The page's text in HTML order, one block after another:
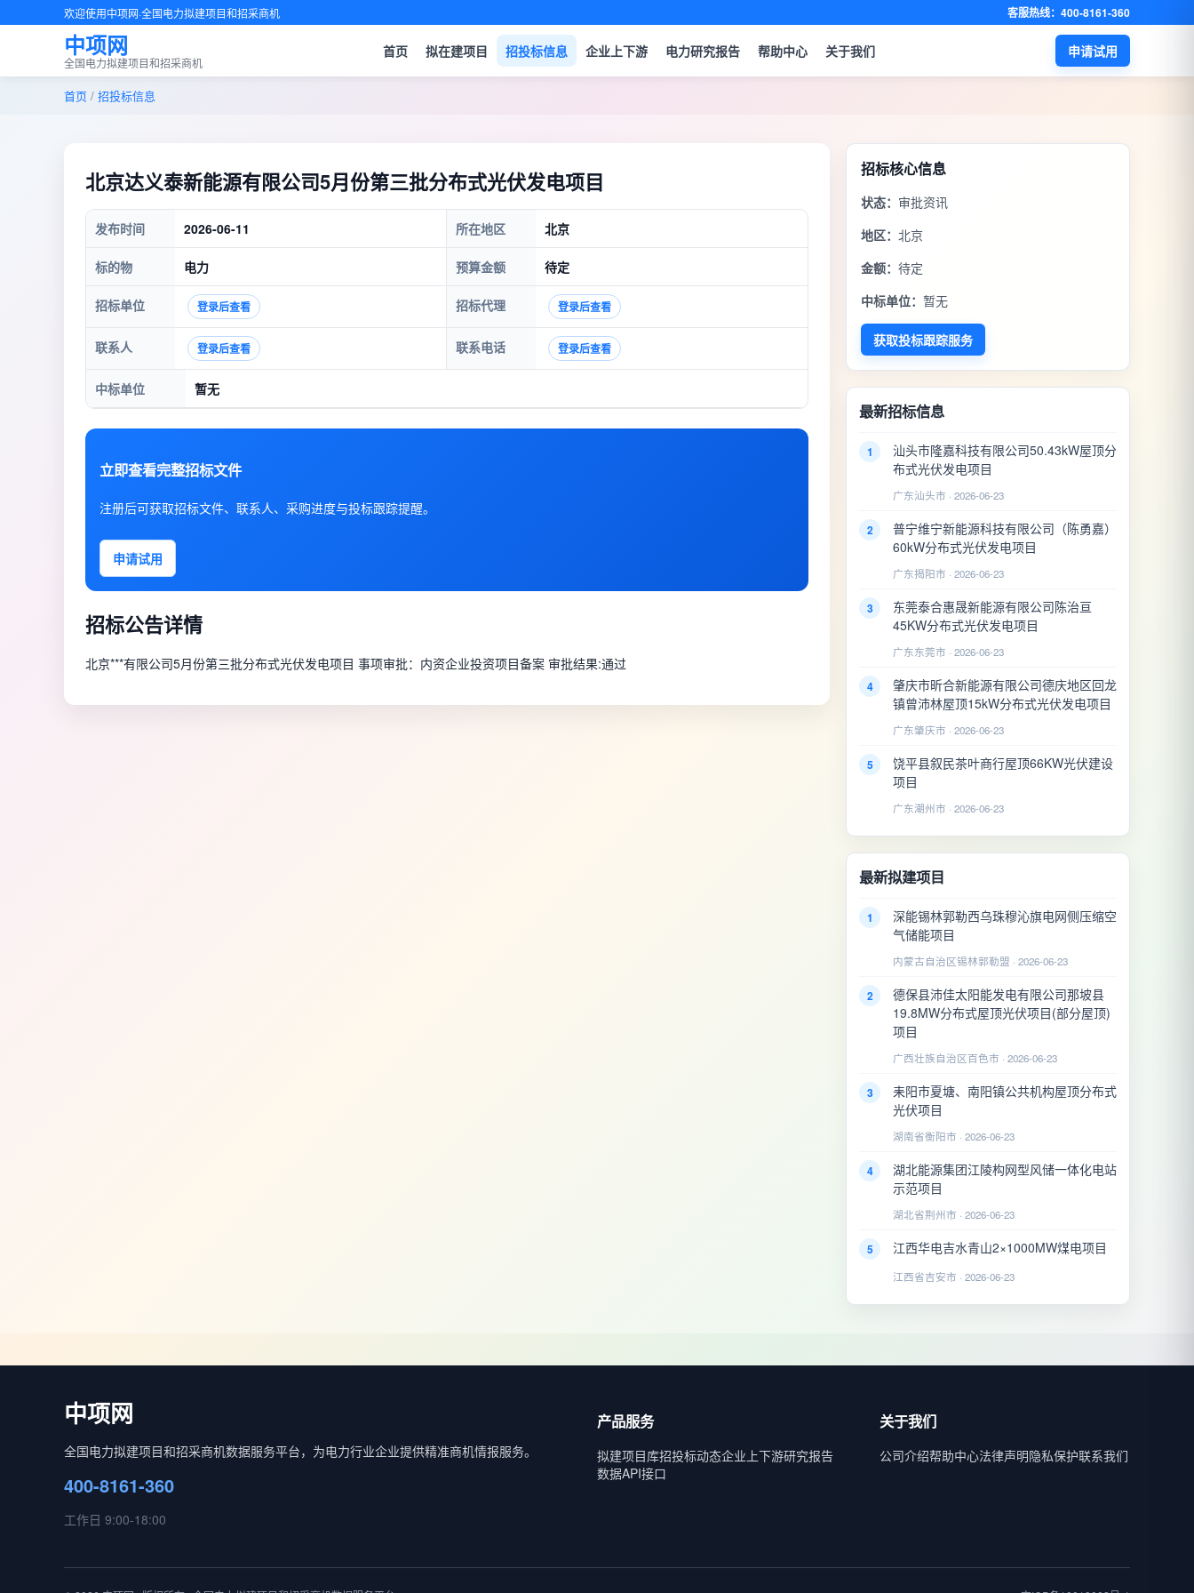
欢迎使用中项网·全国电力拟建项目和招采商机 客服热线：400-8161-360
中项网
全国电力拟建项目和招采商机
首页 拟在建项目 招投标信息 企业上下游 电力研究报告 帮助中心 关于我们 申请试用
首页 / 招投标信息
北京达义泰新能源有限公司5月份第三批分布式光伏发电项目
发布时间 2026-06-11 所在地区 北京
标的物 电力 预算金额 待定
招标单位 登录后查看 招标代理 登录后查看
联系人 登录后查看 联系电话 登录后查看
中标单位 暂无
立即查看完整招标文件
注册后可获取招标文件、联系人、采购进度与投标跟踪提醒。
申请试用
招标公告详情
北京***有限公司5月份第三批分布式光伏发电项目 事项审批：内资企业投资项目备案 审批结果:通过
招标核心信息
状态： 审批资讯
地区： 北京
金额： 待定
中标单位： 暂无
获取投标跟踪服务
最新招标信息
1
汕头市隆嘉科技有限公司50.43kW屋顶分
布式光伏发电项目
广东汕头市 · 2026-06-23
2
普宁维宁新能源科技有限公司（陈勇嘉）
60kW分布式光伏发电项目
广东揭阳市 · 2026-06-23
3
东莞泰合惠晟新能源有限公司陈治亘
45KW分布式光伏发电项目
广东东莞市 · 2026-06-23
4
肇庆市昕合新能源有限公司德庆地区回龙
镇曾沛林屋顶15kW分布式光伏发电项目
广东肇庆市 · 2026-06-23
5
饶平县叙民茶叶商行屋顶66KW光伏建设
项目
广东潮州市 · 2026-06-23
最新拟建项目
1
深能锡林郭勒西乌珠穆沁旗电网侧压缩空
气储能项目
内蒙古自治区锡林郭勒盟 · 2026-06-23
2
德保县沛佳太阳能发电有限公司那坡县
19.8MW分布式屋顶光伏项目(部分屋顶)
项目
广西壮族自治区百色市 · 2026-06-23
3
耒阳市夏塘、南阳镇公共机构屋顶分布式
光伏项目
湖南省衡阳市 · 2026-06-23
4
湖北能源集团江陵构网型风储一体化电站
示范项目
湖北省荆州市 · 2026-06-23
5 江西华电吉水青山2×1000MW煤电项目
江西省吉安市 · 2026-06-23
中项网
全国电力拟建项目和招采商机数据服务平台，为电力行业企业提供精准商机情报服务。
400-8161-360
工作日 9:00-18:00
产品服务
拟建项目库招投标动态企业上下游研究报告
数据API接口
关于我们
公司介绍帮助中心法律声明隐私保护联系我们